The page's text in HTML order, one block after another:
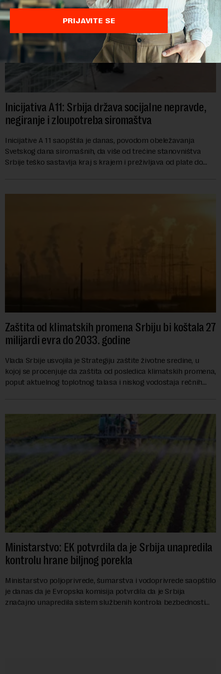
Inicijativa A11: Srbija država socijalne nepravde,
negiranje i zloupotreba siromaštva
Inicijative A 11 saopštila je danas, povodom obeležavanja
Svetskog dana siromašnih, da više od trećine stanovništva
Srbije teško sastavlja kraj s krajem i preživljava od plate do
Zaštita od klimatskih promena Srbiju bi koštala 27
milijardi evra do 2033. godine
Vlada Srbije usvojila je Strategiju zaštite životne sredine, u
kojoj se procenjuje da zaštita od posledica klimatskih promena,
poput aktuelnog toplotnog talasa i niskog vodostaja rečnih
Ministarstvo: EK potvrdila da je Srbija unapredila
kontrolu hrane biljnog porekla
Ministarstvo poljoprivrede, šumarstva i vodoprivrede saopštilo
je danas da je Evropska komisija potvrdila da je Srbija
značajno unapredila sistem službenih kontrola bezbednosti
PRIJAVITE SE